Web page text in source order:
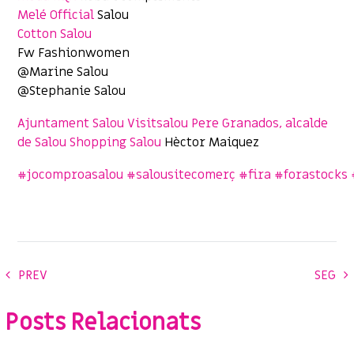
Melé OfficialSalou
Cotton Salou
Fw Fashionwomen
@Marine Salou
@Stephanie Salou
Ajuntament Salou Visitsalou Pere Granados, alcalde
de Salou Shopping Salou Hèctor Maiquez
#jocomproasalou #salousitecomerç #fira #forastocks
PREV SEG
Posts Relacionats